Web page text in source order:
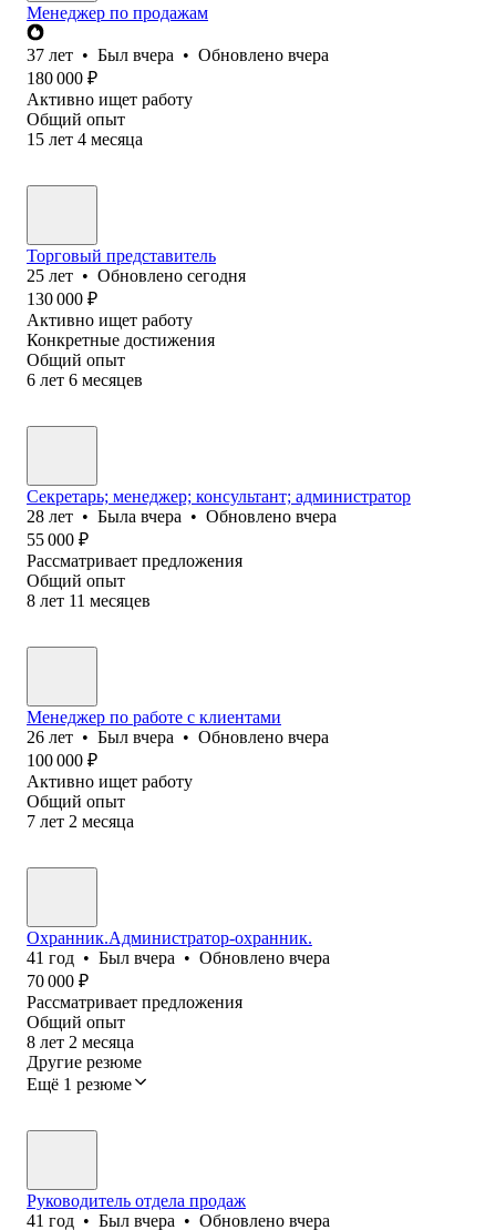
Менеджер по продажам
37 лет • Был вчера • Обновлено вчера
180 000 ₽
Активно ищет работу
Общий опыт
15 лет 4 месяца
Торговый представитель
25 лет • Обновлено сегодня
130 000 ₽
Активно ищет работу
Конкретные достижения
Общий опыт
6 лет 6 месяцев
Секретарь; менеджер; консультант; администратор
28 лет • Была вчера • Обновлено вчера
55 000 ₽
Рассматривает предложения
Общий опыт
8 лет 11 месяцев
Менеджер по работе с клиентами
26 лет • Был вчера • Обновлено вчера
100 000 ₽
Активно ищет работу
Общий опыт
7 лет 2 месяца
Охранник.Администратор-охранник.
41 год • Был вчера • Обновлено вчера
70 000 ₽
Рассматривает предложения
Общий опыт
8 лет 2 месяца
Другие резюме
Ещё 1 резюме
Руководитель отдела продаж
41 год • Был вчера • Обновлено вчера